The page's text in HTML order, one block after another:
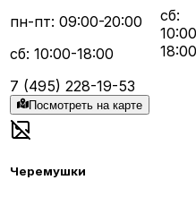
пн-пт: 09:00-20:00
сб: 10:00-18:00
7 (495) 228-19-53
Посмотреть на карте
сб:
18:00
Черемушки